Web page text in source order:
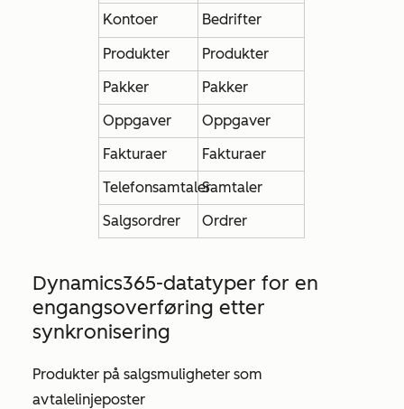
Kontoer
Bedrifter
Produkter
Produkter
Pakker
Pakker
Oppgaver
Oppgaver
Fakturaer
Fakturaer
TelefonsamtalerSamtaler
Salgsordrer
Ordrer
Dynamics365-datatyper for en
engangsoverføring etter
synkronisering
Produkter på salgsmuligheter som
avtalelinjeposter